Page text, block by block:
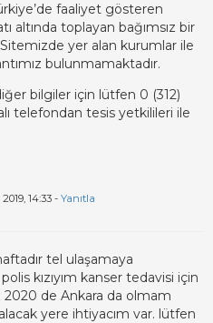
faaliyet gösteren
altında toplayan bağımsız bir
yer alan kurumlar ile
bulunmamaktadır.
bilgiler için lütfen 0 (312)
telefondan tesis yetkilileri ile
14:33 - Yanıtla
tel ulaşamaya
polis kızıyım kanser tedavisi için
de Ankara da olmam
yere ihtiyacım var. lütfen